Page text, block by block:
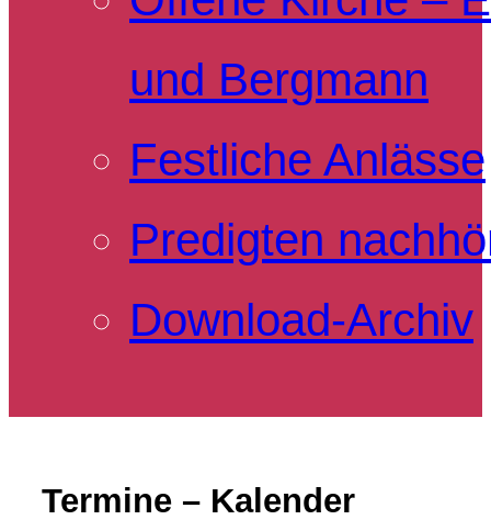
und Bergmann
Festliche Anlässe
Predigten
Download-Archiv
Termine – Kalender